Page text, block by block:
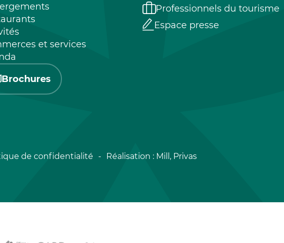
et services
Brochures
Professionnels du tourisme
Espace presse
de confidentialité Réalisation : Mill, Privas